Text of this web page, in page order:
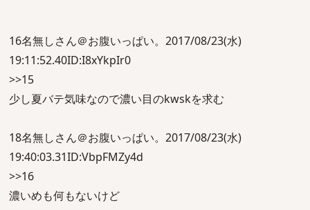
16名無しさん＠お腹いっぱい。2017/08/23(水)
19:11:52.40ID:I8xYkpIr0
>>15
少し夏バテ気味なので濃い目のkwskを求む
18名無しさん＠お腹いっぱい。2017/08/23(水)
19:40:03.31ID:VbpFMZy4d
>>16
濃いめも何もないけど